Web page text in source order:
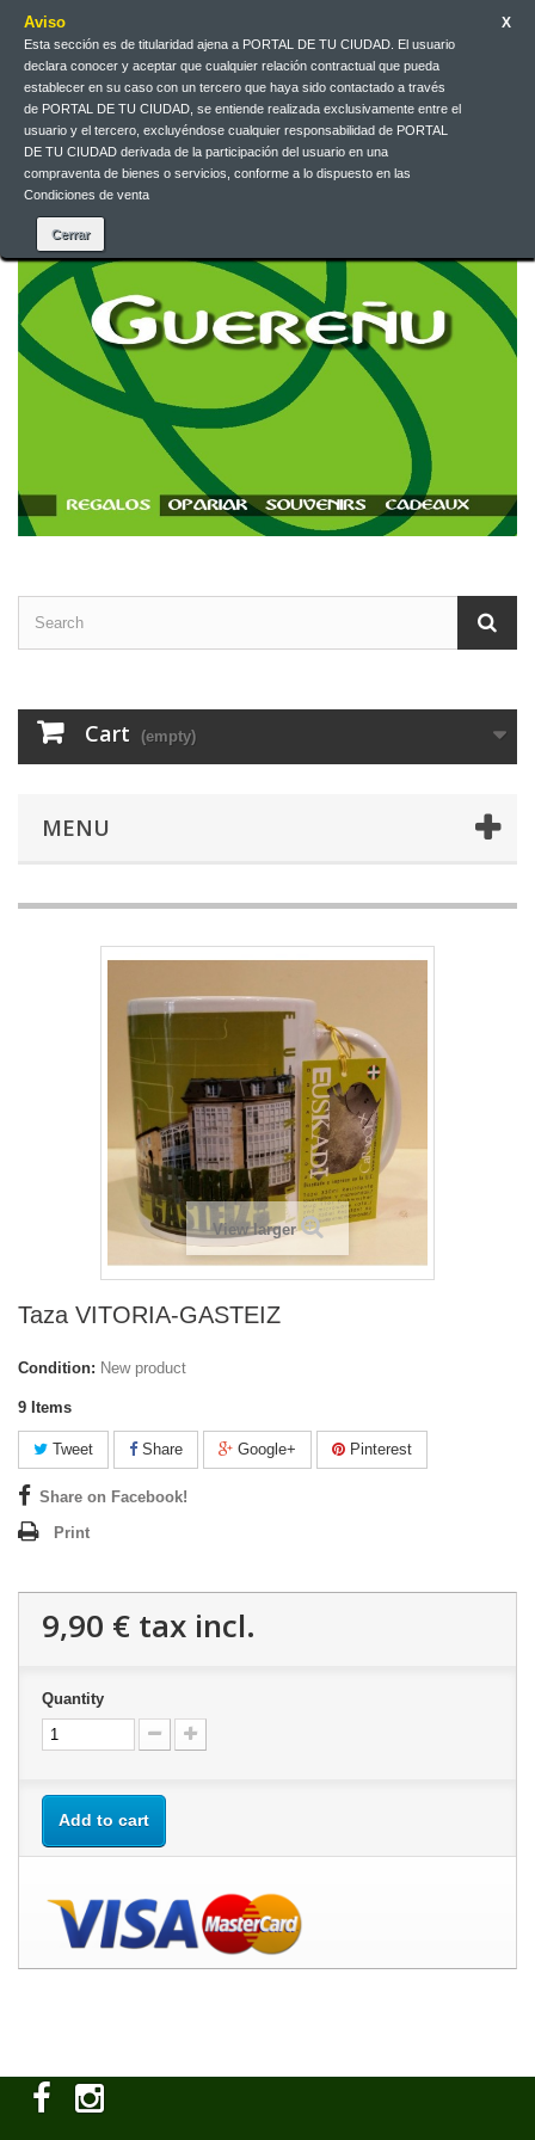
Aviso
Esta sección es de titularidad ajena a PORTAL DE TU CIUDAD. El usuario
declara conocer y aceptar que cualquier relación contractual que pueda
establecer en su caso con un tercero que haya sido contactado a través
de PORTAL DE TU CIUDAD, se entiende realizada exclusivamente entre el
usuario y el tercero, excluyéndose cualquier responsabilidad de PORTAL
DE TU CIUDAD derivada de la participación del usuario en una
compraventa de bienes o servicios, conforme a lo dispuesto en las
Condiciones de venta
X
EUR
English
Contact us
Cart (empty)
MENU
View larger
Taza VITORIA-GASTEIZ
Condition: New product
9 Items
Tweet Share Google+ Pinterest
Share on Facebook!
Print
9,90 € tax incl.
Quantity
Add to cart